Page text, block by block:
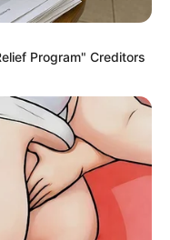
ก.ค. 68
องใคร ?
Program" Creditors